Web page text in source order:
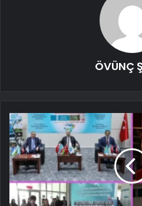
ÖVÜNÇ